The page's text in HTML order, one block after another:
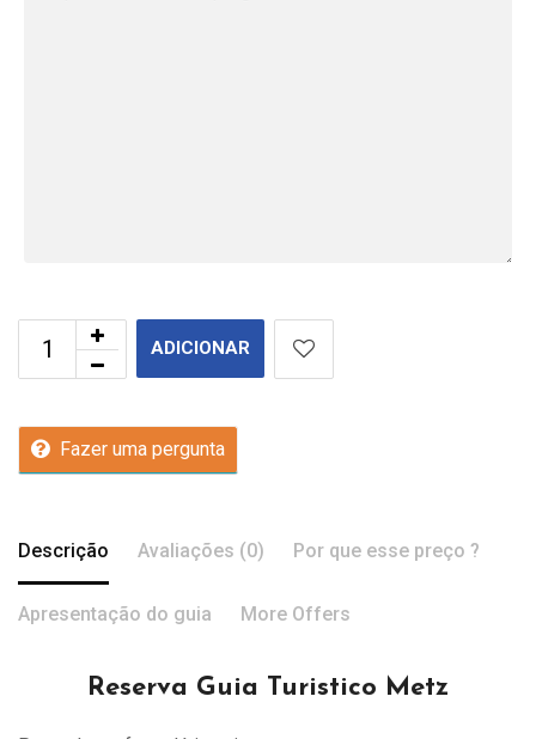
ADICIONAR
Fazer uma pergunta
Descrição Avaliações (0) Por que esse preço ?
Apresentação do guia More Offers
Reserva Guia Turistico Metz